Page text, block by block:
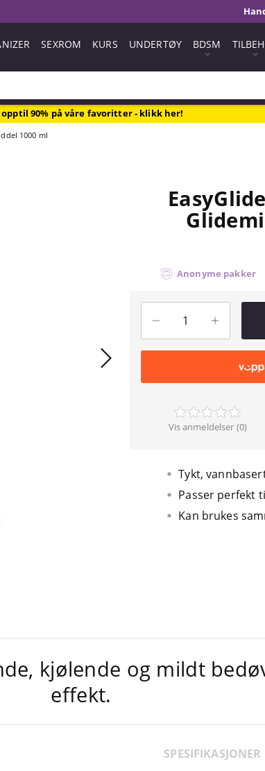
SEXROM KURS UNDERTØY BDSM
opptil 90% på våre favoritter - klikk her!
1000 ml
Anonyme pakker
Vis anmeldelser (0)
Tykt,
Passer perfekt
Kan brukes
kjølende og mildt
effekt.
SPESIFIKASJONER